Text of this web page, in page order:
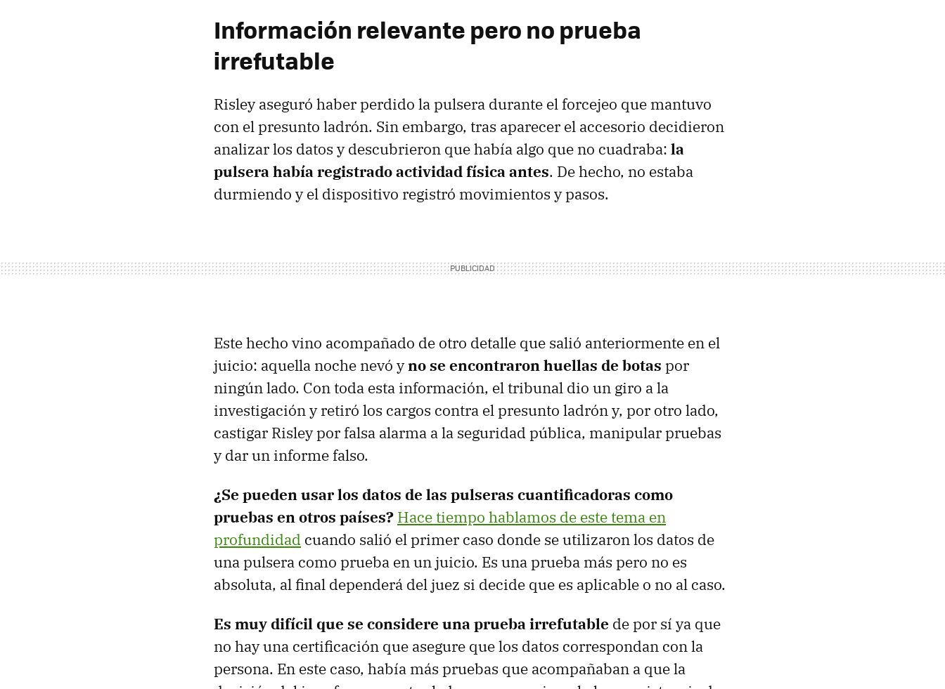
Información relevante pero no prueba
irrefutable
Risley aseguró haber perdido la pulsera durante el forcejeo que mantuvo
con el presunto ladrón. Sin embargo, tras aparecer el accesorio decidieron
analizar los datos y descubrieron que había algo que no cuadraba: la
pulsera había registrado actividad física antes. De hecho, no estaba
durmiendo y el dispositivo registró movimientos y pasos.
Este hecho vino acompañado de otro detalle que salió anteriormente en el
juicio: aquella noche nevó yno se encontraron huellas de botas por
ningún lado. Con toda esta información, el tribunal dio un giro a la
investigación y retiró los cargos contra el presunto ladrón y, por otro lado,
castigar Risley por falsa alarma a la seguridad pública, manipular pruebas
y dar un informe falso.
¿Se pueden usar los datos de las pulseras cuantificadoras como
pruebas en otros países? Hace tiempo hablamos de este tema en
profundidad cuando salió el primer caso donde se utilizaron los datos de
una pulsera como prueba en un juicio. Es una prueba más pero no es
absoluta, al final dependerá del juez si decide que es aplicable o no al caso.
Es muy difícil que se considere una prueba irrefutable de por sí ya que
no hay una certificación que asegure que los datos correspondan con la
persona. En este caso, había más pruebas que acompañaban a que la